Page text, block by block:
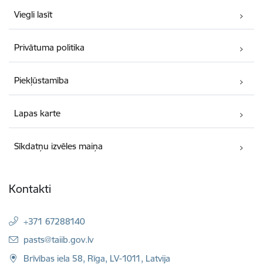
Viegli lasīt
Privātuma politika
Piekļūstamība
Lapas karte
Sīkdatņu izvēles maiņa
Kontakti
+371 67288140
E-pasts:
pasts@taiib.gov.lv
Brīvības iela 58, Rīga, LV-1011, Latvija